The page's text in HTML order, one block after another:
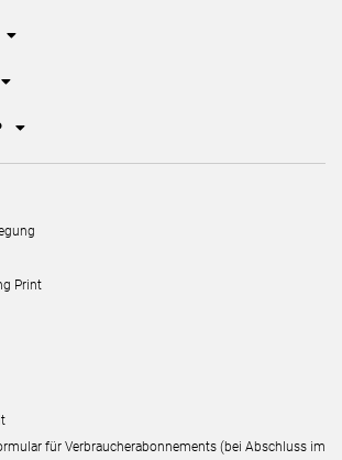
Print
für Verbraucherabonnements (bei Abschluss im